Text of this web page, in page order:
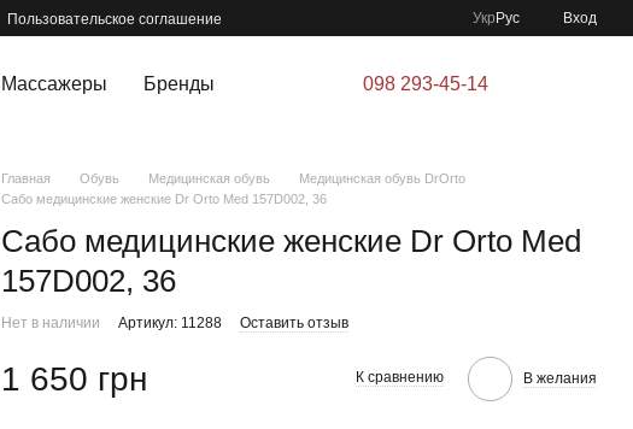
Пользовательское соглашение Укр Рус Вход
Массажеры Бренды 098 293-45-14
Главная Обувь Медицинская обувь
Медицинская обувь DrOrto
Сабо медицинские женские Dr Orto Med 157D002, 36
Сабо медицинские женские Dr Orto Med
157D002, 36
Нет в наличии Артикул: 11288 Оставить отзыв
1 650 грн К сравнению В желания